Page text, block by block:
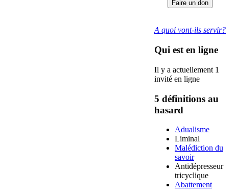
A quoi vont-ils servir?
Qui est en ligne
Il y a actuellement 1
invité en ligne
5 définitions au
hasard
Adualisme
Liminal
Malédiction du
savoir
Antidépresseur
tricyclique
Abattement